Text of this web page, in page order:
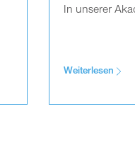
In unserer
Weiterlesen